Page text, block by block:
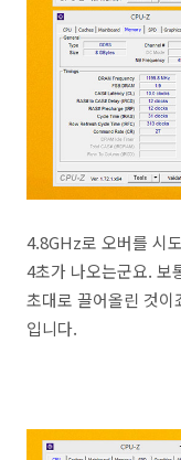
4.8GHz로 오버를 시
4초가 나오는군요. 보
초대로 끌어올린 것
입니다.